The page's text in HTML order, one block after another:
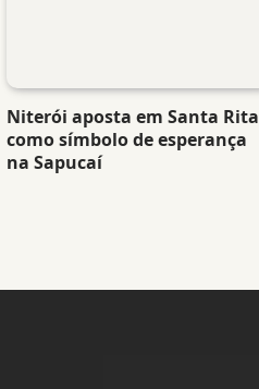
Niterói aposta em Santa Rita
como símbolo de esperança
na Sapucaí